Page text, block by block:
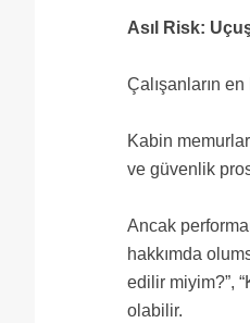
Asıl Risk:
Çalışanların
Kabin
ve güvenlik
Ancak
hakkımda
edilir miyim?”,
olabilir.